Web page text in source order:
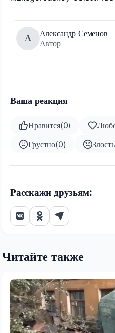
А
Александр Семенов
Автор
Ваша реакция
Нравится(0)
Грустно(0) Злость
Расскажи друзьям:
Читайте также